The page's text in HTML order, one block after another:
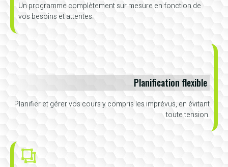
Un programme complètement sur mesure en fonction de
vos besoins et attentes.
Planification flexible
Planifier et gérer vos cours y compris les imprévus, en évitant
toute tension.